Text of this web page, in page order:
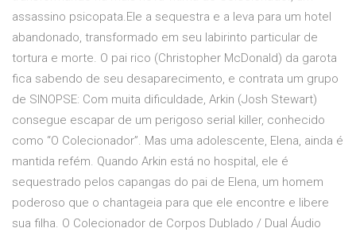
assassino psicopata.Ele a sequestra e a leva para um hotel
abandonado, transformado em seu labirinto particular de
tortura e morte. O pai rico (Christopher McDonald) da garota
fica sabendo de seu desaparecimento, e contrata um grupo
de SINOPSE: Com muita dificuldade, Arkin (Josh Stewart)
consegue escapar de um perigoso serial killer, conhecido
como “O Colecionador”. Mas uma adolescente, Elena, ainda é
mantida refém. Quando Arkin está no hospital, ele é
sequestrado pelos capangas do pai de Elena, um homem
poderoso que o chantageia para que ele encontre e libere
sua filha. O Colecionador de Corpos Dublado / Dual Áudio